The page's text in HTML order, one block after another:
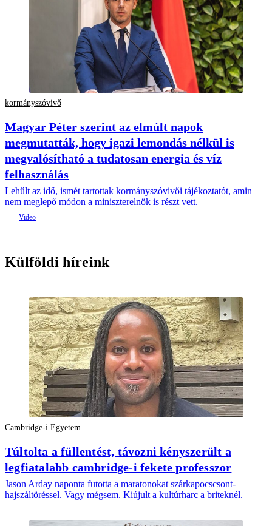
kormányszóvivő
Magyar Péter szerint az elmúlt napok
megmutatták, hogy igazi lemondás nélkül is
megvalósítható a tudatosan energia és víz
felhasználás
Lehűlt az idő, ismét tartottak kormányszóvivői tájékoztatót, amin
nem meglepő módon a miniszterelnök is részt vett.
Külföldi híreink
Cambridge-i Egyetem
Túltolta a füllentést, távozni kényszerült a
legfiatalabb cambridge-i fekete professzor
Jason Arday naponta futotta a maratonokat szárkapocscsont-
hajszáltöréssel. Vagy mégsem. Kiújult a kultúrharc a briteknél.